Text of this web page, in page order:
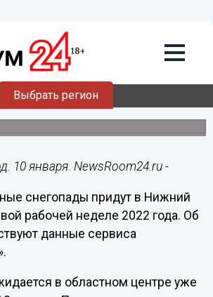
Выбрать регион
и снегопады
Нижнем Новгороде на
Приволжья ждет комфортная
10 января. NewsRoom24.ru -
снегопады придут в Нижний
рабочей неделе 2022 года. Об
данные сервиса
в областном центре уже